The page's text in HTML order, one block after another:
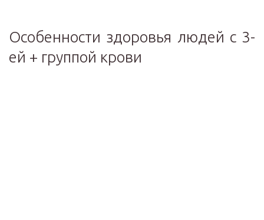
Особенности здоровья людей с 3-
ей + группой крови